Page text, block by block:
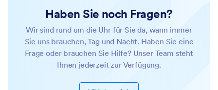
Haben Sie noch Fragen?
Wir sind rund um die Uhr für Sie da, wann immer
Sie uns brauchen, Tag und Nacht. Haben Sie eine
Frage oder brauchen Sie Hilfe? Unser Team steht
Ihnen jederzeit zur Verfügung.